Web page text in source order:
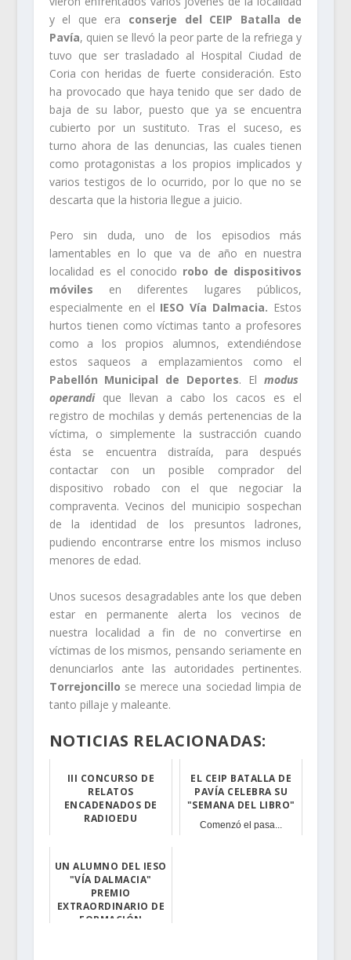
y el que era conserje del CEIP Batalla de
Pavía, quien se llevó la peor parte de la refriega y
tuvo que ser trasladado al Hospital Ciudad de
Coria con heridas de fuerte consideración. Esto
ha provocado que haya tenido que ser dado de
baja de su labor, puesto que ya se encuentra
cubierto por un sustituto. Tras el suceso, es
turno ahora de las denuncias, las cuales tienen
como protagonistas a los propios implicados y
varios testigos de lo ocurrido, por lo que no se
descarta que la historia llegue a juicio.
Pero sin duda, uno de los episodios más
lamentables en lo que va de año en nuestra
localidad es el conocido robo de dispositivos
móviles en diferentes lugares públicos,
especialmente en el IESO Vía Dalmacia. Estos
hurtos tienen como víctimas tanto a profesores
como a los propios alumnos, extendiéndose
estos saqueos a emplazamientos como el
Pabellón Municipal de Deportes. El modus
operandi
que llevan a cabo los cacos es el
registro de mochilas y demás pertenencias de la
víctima, o simplemente la sustracción cuando
ésta se encuentra distraída, para después
contactar con un posible comprador del
dispositivo robado con el que negociar la
compraventa. Vecinos del municipio sospechan
de la identidad de los presuntos ladrones,
pudiendo encontrarse entre los mismos incluso
menores de edad.
Unos sucesos desagradables ante los que deben
estar en permanente alerta los vecinos de
nuestra localidad a fin de no convertirse en
víctimas de los mismos, pensando seriamente en
denunciarlos ante las autoridades pertinentes.
Torrejoncillo se merece una sociedad limpia de
tanto pillaje y maleante.
NOTICIAS RELACIONADAS:
III CONCURSO DE
RELATOS
ENCADENADOS DE
RADIOEDU
EL CEIP BATALLA DE
PAVÍA CELEBRA SU
"SEMANA DEL LIBRO"
Comenzó el pasa...
UN ALUMNO DEL IESO
"VÍA DALMACIA"
PREMIO
EXTRAORDINARIO DE
FORMACIÓN